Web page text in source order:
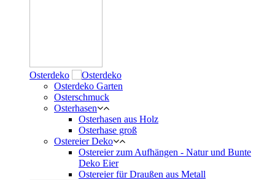
Osterdeko
Osterdeko Garten
Osterschmuck
Osterhasen
Osterhasen aus Holz
Osterhase groß
Ostereier Deko
Ostereier zum Aufhängen - Natur und Bunte
Deko Eier
Ostereier für Draußen aus Metall